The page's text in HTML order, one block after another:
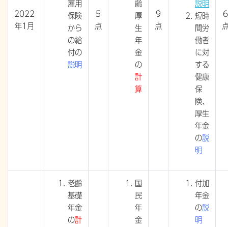
2022
年1月
雇用
保険
から
の給
付の
説明
5
点
齢
厚
生
年
金
の
計
算
9
点
説明
短時
間労
働者
に対
する
健康
保
険、
厚生
年金
の説
明
6
老齢
基礎
年金
の計
国
民
年
金
付加
年金
の説
明